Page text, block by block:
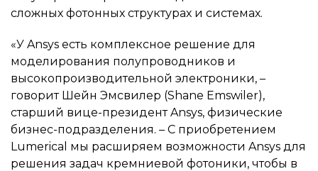
сложных фотонных структурах и системах.
«У Ansys есть комплексное решение для
моделирования полупроводников и
высокопроизводительной электроники, –
говорит Шейн Эмсвилер (Shane Emswiler),
старший вице-президент Ansys, физические
бизнес-подразделения. – С приобретением
Lumerical мы расширяем возможности Ansys для
решения задач кремниевой фотоники, чтобы в